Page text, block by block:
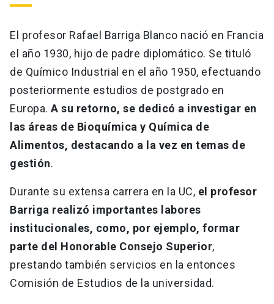
Vecinos
Mi Portal UC
Medios Biblioteca launch
El profesor Rafael Barriga Blanco nació en Francia
el año 1930, hijo de padre diplomático. Se tituló
de Químico Industrial en el año 1950, efectuando
posteriormente estudios de postgrado en
Europa. A su retorno, se dedicó a investigar en
las áreas de Bioquímica y Química de
Alimentos, destacando a la vez en temas de
gestión.
Durante su extensa carrera en la UC, el profesor
Barriga realizó importantes labores
institucionales, como, por ejemplo, formar
parte del Honorable Consejo Superior,
prestando también servicios en la entonces
Comisión de Estudios de la universidad.